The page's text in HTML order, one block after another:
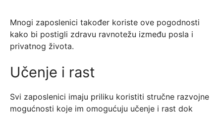
Mnogi zaposlenici također koriste ove pogodnosti
kako bi postigli zdravu ravnotežu između posla i
privatnog života.
Učenje i rast
Svi zaposlenici imaju priliku koristiti stručne razvojne
mogućnosti koje im omogućuju učenje i rast dok